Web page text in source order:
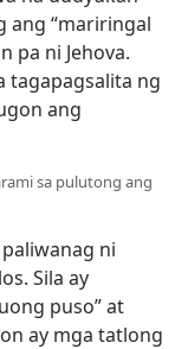
ang “mariringal
pa ni Jehova.
tagapagsalita ng
ang
sa pulutong ang
ni
Sila ay
puso” at
ay mga tatlong